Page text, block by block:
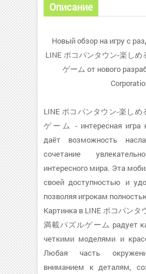
Описание
Новый обзор на игру с
LINE ポコパンタウン-楽し
ゲーム от нового
LINE ポコパンタウン-楽し
ゲーム - интересная игра
даёт возможность
сочетание
интересного мира. Эта
своей доступностью и
позволяя игрокам
Картинка в LINE ポコパンタ
満載パズルゲーム радует
четкими моделями и
Любая часть
вниманием к деталям,